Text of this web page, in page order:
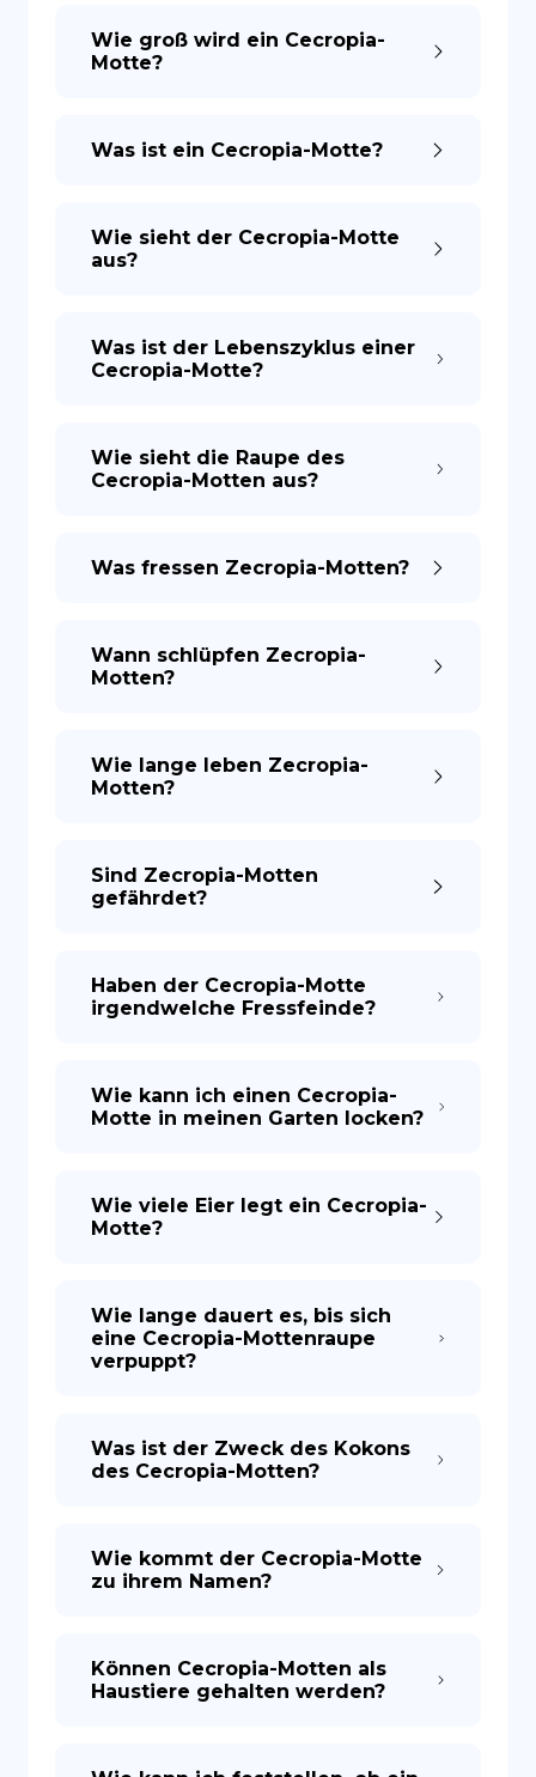
Wie groß wird ein Cecropia-
Motte?
Was ist ein Cecropia-Motte?
Wie sieht der Cecropia-Motte
aus?
Was ist der Lebenszyklus einer
Cecropia-Motte?
Wie sieht die Raupe des
Cecropia-Motten aus?
Was fressen Zecropia-Motten?
Wann schlüpfen Zecropia-
Motten?
Wie lange leben Zecropia-
Motten?
Sind Zecropia-Motten
gefährdet?
Haben der Cecropia-Motte
irgendwelche Fressfeinde?
Wie kann ich einen Cecropia-
Motte in meinen Garten locken?
Wie viele Eier legt ein Cecropia-
Motte?
Wie lange dauert es, bis sich
eine Cecropia-Mottenraupe
verpuppt?
Was ist der Zweck des Kokons
des Cecropia-Motten?
Wie kommt der Cecropia-Motte
zu ihrem Namen?
Können Cecropia-Motten als
Haustiere gehalten werden?